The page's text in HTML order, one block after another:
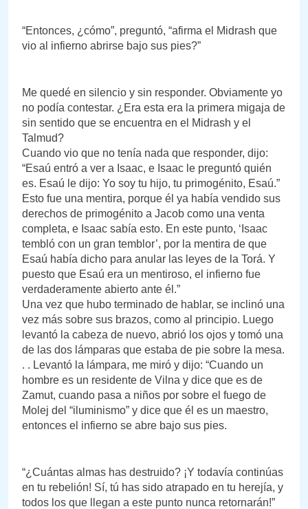
“Entonces, ¿cómo”, preguntó, “afirma el Midrash que
vio al infierno abrirse bajo sus pies?”
Me quedé en silencio y sin responder. Obviamente yo
no podía contestar. ¿Era esta era la primera migaja de
sin sentido que se encuentra en el Midrash y el
Talmud?
Cuando vio que no tenía nada que responder, dijo:
“Esaú entró a ver a Isaac, e Isaac le preguntó quién
es. Esaú le dijo: Yo soy tu hijo, tu primogénito, Esaú.”
Esto fue una mentira, porque él ya había vendido sus
derechos de primogénito a Jacob como una venta
completa, e Isaac sabía esto. En este punto, ‘Isaac
tembló con un gran temblor’, por la mentira de que
Esaú había dicho para anular las leyes de la Torá. Y
puesto que Esaú era un mentiroso, el infierno fue
verdaderamente abierto ante él.”
Una vez que hubo terminado de hablar, se inclinó una
vez más sobre sus brazos, como al principio. Luego
levantó la cabeza de nuevo, abrió los ojos y tomó una
de las dos lámparas que estaba de pie sobre la mesa.
. . Levantó la lámpara, me miró y dijo: “Cuando un
hombre es un residente de Vilna y dice que es de
Zamut, cuando pasa a niños por sobre el fuego de
Molej del “iluminismo” y dice que él es un maestro,
entonces el infierno se abre bajo sus pies.
“¿Cuántas almas has destruido? ¡Y todavía continúas
en tu rebelión! Sí, tú has sido atrapado en tu herejía, y
todos los que llegan a este punto nunca retornarán!”